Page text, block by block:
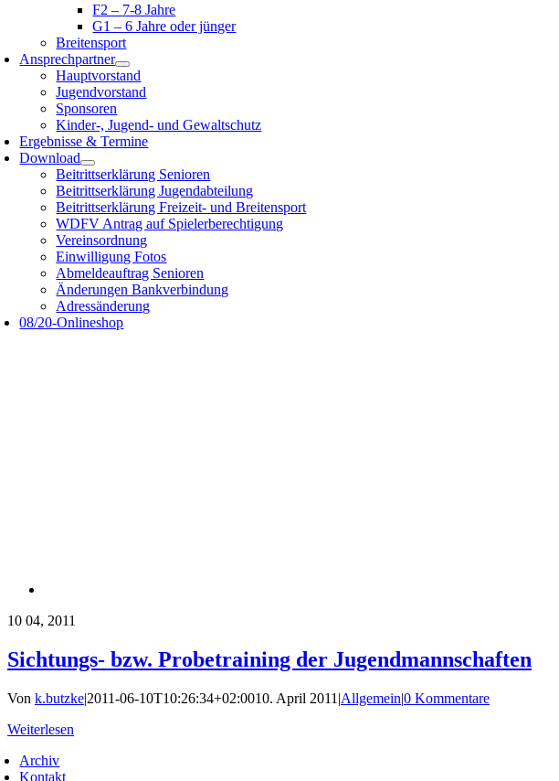
F2 – 7-8 Jahre
G1 – 6 Jahre oder jünger
Breitensport
Ansprechpartner
Hauptvorstand
Jugendvorstand
Sponsoren
Kinder-, Jugend- und Gewaltschutz
Ergebnisse & Termine
Download
Beitrittserklärung Senioren
Beitrittserklärung Jugendabteilung
Beitrittserklärung Freizeit- und Breitensport
WDFV Antrag auf Spielerberechtigung
Vereinsordnung
Einwilligung Fotos
Abmeldeauftrag Senioren
Änderungen Bankverbindung
Adressänderung
08/20-Onlineshop
10 04, 2011
Sichtungs- bzw. Probetraining der Jugendmannschaften
Von k.butzke|2011-06-10T10:26:34+02:0010. April 2011 |Allgemein|0 Kommentare
Weiterlesen
Archiv
Kontakt